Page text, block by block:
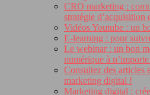
CRO marketing :
stratégie d’acquisition
Vidéos Youtube : un
E-learning : pour
Le webinar : un bon
numérique à
Consultez des articles
marketing digital !
Marketing digital :